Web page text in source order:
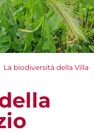
La biodiversità della Villa